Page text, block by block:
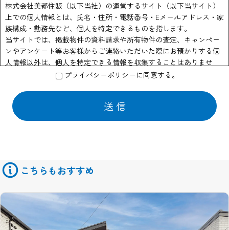
株式会社美都住販（以下当社）の運営するサイト（以下当サイト）
上での個人情報とは、氏名・住所・電話番号・Eメールアドレス・家
族構成・勤務先など、個人を特定できるものを指します。
当サイトでは、掲載物件の資料請求や所有物件の査定、キャンペー
ンやアンケート等お客様からご連絡いただいた際にお預かりする個
人情報以外は、個人を特定できる情報を収集することはありませ
個人情報の利用
当社はお客様からのお申し出により物件資料の送付、会員情報誌や
商品の発送などの為に他の会社に業務の一部を委託する場合があり
ていただくことがあります。
このような情報提供を希望されないお客様は、ご面倒でも当サイト
当社はセキュリティに関して収集した個人情報は、適切な管理のも
とで安全に保管し、不正アクセス、紛失、破壊、改竄、漏洩等から
保護するための対策を講じ、業務の委託先にもこれを徹底するよう
プライバシーポリシーに同意する。
こちらもおすすめ